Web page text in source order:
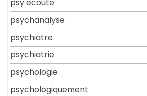
psy ecoute
psychanalyse
psychiatre
psychiatrie
psychologie
psychologiquement